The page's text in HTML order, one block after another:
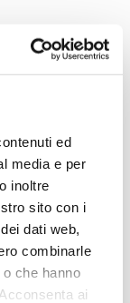
ed
media e per
inoltre
sito con i
dati web,
combinarle
che hanno
ai